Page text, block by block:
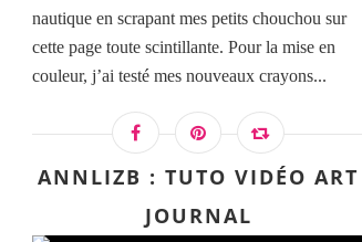
nautique en scrapant mes petits chouchou sur
cette page toute scintillante. Pour la mise en
couleur, j’ai testé mes nouveaux crayons...
ANNLIZB : TUTO VIDÉO ART
JOURNAL